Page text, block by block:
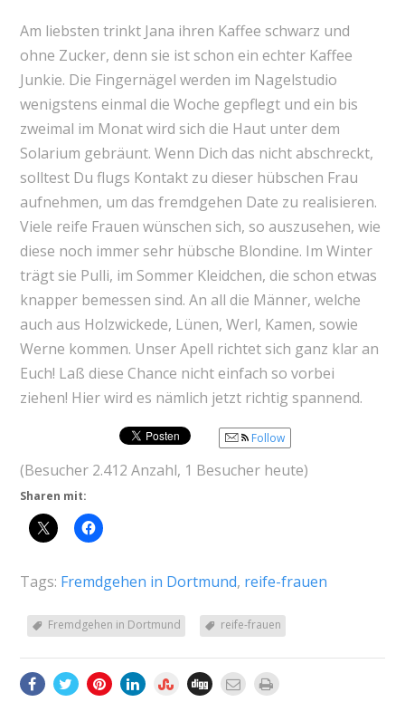
Am liebsten trinkt Jana ihren Kaffee schwarz und
ohne Zucker, denn sie ist schon ein echter Kaffee
Junkie. Die Fingernägel werden im Nagelstudio
wenigstens einmal die Woche gepflegt und ein bis
zweimal im Monat wird sich die Haut unter dem
Solarium gebräunt. Wenn Dich das nicht abschreckt,
solltest Du flugs Kontakt zu dieser hübschen Frau
aufnehmen, um das fremdgehen Date zu realisieren.
Viele reife Frauen wünschen sich, so auszusehen, wie
diese noch immer sehr hübsche Blondine. Im Winter
trägt sie Pulli, im Sommer Kleidchen, die schon etwas
knapper bemessen sind. An all die Männer, welche
auch aus Holzwickede, Lünen, Werl, Kamen, sowie
Werne kommen. Unser Apell richtet sich ganz klar an
Euch! Laß diese Chance nicht einfach so vorbei
ziehen! Hier wird es nämlich jetzt richtig spannend.
Follow
(Besucher 2.412 Anzahl, 1 Besucher heute)
Sharen mit:
Tags: Fremdgehen in Dortmund, reife-frauen
Fremdgehen in Dortmund reife-frauen